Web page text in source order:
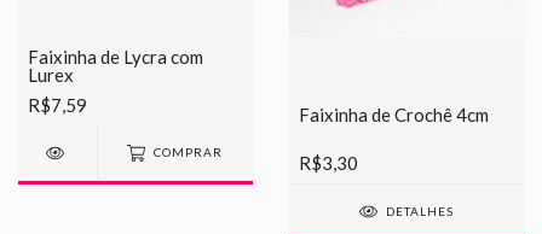
Faixinha de Lycra com
Lurex
R$7,59
COMPRAR
Faixinha de Crochê 4cm
R$3,30
DETALHES